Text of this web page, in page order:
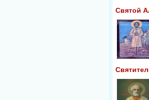
Святой